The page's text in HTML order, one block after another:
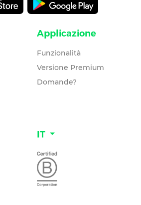
Applicazione
Funzionalità
Versione Premium
Domande?
IT